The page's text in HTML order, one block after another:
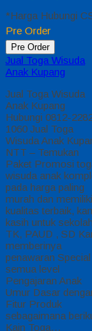
*Harga Hubungi
Pre Order
Pre Order
Jual Toga Wisuda
Anak Kupang
Jual Toga Wisuda
Anak Kupang
Hubungi 0812-
1060 Jual Toga
Wisuda Anak
NTT – Temukan
Paket Promosi
wisuda anak
pada harga paling
murah dan memiliki
kualitas terbaik,
kasih untuk sekolah
TK, PAUD , SD
memberinya
penawaran Special
semua level
Pengajaran Anak
Umur Dasar
Fitur Produk
sebagaimana
Kain Toga…